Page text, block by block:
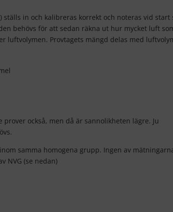
in och kalibreras korrekt och noteras vid start
behövs för att sedan räkna ut hur mycket luft
luftvolymen. Provtagets mängd delas med
också, men då är sannolikheten lägre. Ju
samma homogena grupp. Ingen av
NVG (se nedan)